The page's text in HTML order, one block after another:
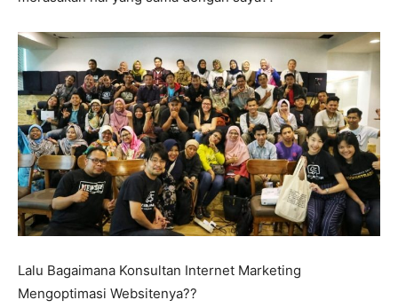
Lalu Bagaimana Konsultan Internet Marketing
Mengoptimasi Websitenya??